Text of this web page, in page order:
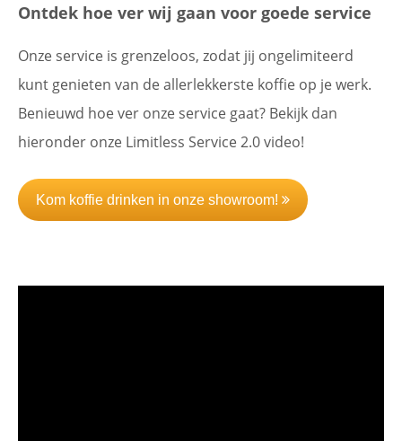
Ontdek hoe ver wij gaan voor goede service
Onze service is grenzeloos, zodat jij ongelimiteerd
kunt genieten van de allerlekkerste koffie op je werk.
Benieuwd hoe ver onze service gaat? Bekijk dan
hieronder onze Limitless Service 2.0 video!
Kom koffie drinken in onze showroom!